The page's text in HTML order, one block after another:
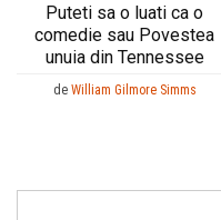
Puteti sa o luati ca o
comedie sau Povestea
unuia din Tennessee
de William Gilmore Simms